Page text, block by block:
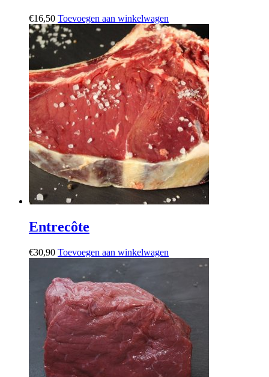
€16,50 Toevoegen aan winkelwagen
Entrecôte
€30,90 Toevoegen aan winkelwagen